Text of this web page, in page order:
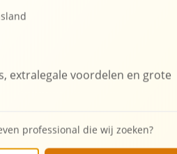
extralegale voordelen en grote
professional die wij zoeken?